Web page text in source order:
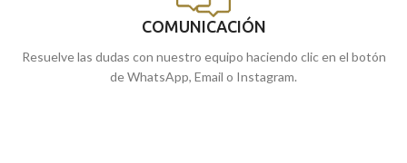
COMUNICACIÓN
Resuelve las dudas con nuestro equipo haciendo clic en el botón
de WhatsApp, Email o Instagram.